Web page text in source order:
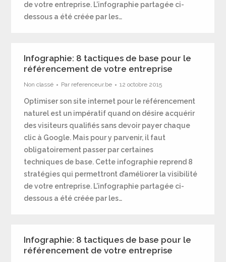
de votre entreprise. L’infographie partagée ci-
dessous a été créée par les…
Infographie: 8 tactiques de base pour le
référencement de votre entreprise
Non classé Par referenceur.be 12 octobre 2015
Optimiser son site internet pour le référencement
naturel est un impératif quand on désire acquérir
des visiteurs qualifiés sans devoir payer chaque
clic à Google. Mais pour y parvenir, il faut
obligatoirement passer par certaines
techniques de base. Cette infographie reprend 8
stratégies qui permettront d’améliorer la visibilité
de votre entreprise. L’infographie partagée ci-
dessous a été créée par les…
Infographie: 8 tactiques de base pour le
référencement de votre entreprise